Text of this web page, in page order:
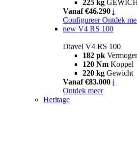
225 kg
Vanaf €46.290 i
Configureer Ontdek
new V4 RS 100
Diavel V4 RS 100
182 pk
120 Nm Koppel
220 kg Gewicht
Vanaf €83.000 i
Ontdek meer
Heritage